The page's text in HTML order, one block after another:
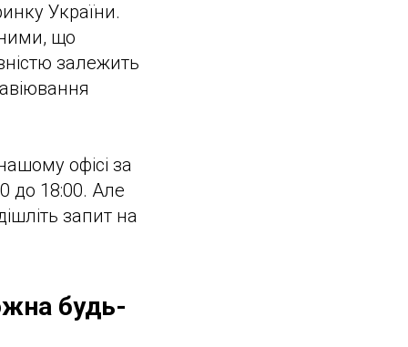
України.
що
залежить
офісі за
до 18:00. Але
запит на
будь-